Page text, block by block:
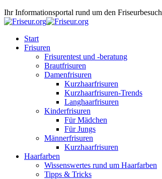
Ihr Informationsportal rund um den Friseurbesuch
Start
Frisuren
Frisurentest und -beratung
Brautfrisuren
Damenfrisuren
Kurzhaarfrisuren
Kurzhaarfrisuren-Trends
Langhaarfrisuren
Kinderfrisuren
Für Mädchen
Für Jungs
Männerfrisuren
Kurzhaarfrisuren
Haarfarben
Wissenswertes rund um Haarfarben
Tipps & Tricks